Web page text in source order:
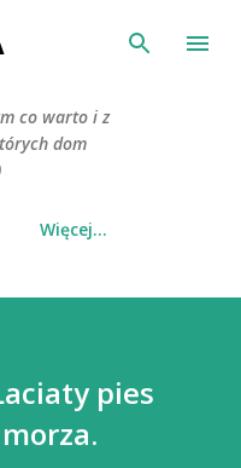
co warto i z
dom
Więcej…
pies